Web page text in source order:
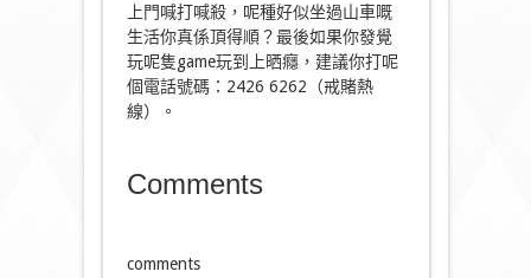
上門喊打喊殺，呢種好似坐過山車嘅
生活你真係頂得順？最後如果你發覺
玩呢隻game玩到上晒癮，建議你打呢
個電話號碼：2426 6262（戒賭熱
線）。
Comments
comments